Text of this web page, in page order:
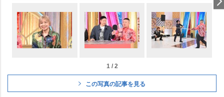
1 / 2
この写真の記事を見る